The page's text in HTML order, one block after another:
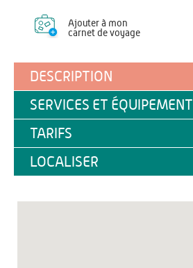
Ajouter à mon
carnet de voyage
DESCRIPTION
SERVICES ET ÉQUIPEMENT
TARIFS
LOCALISER